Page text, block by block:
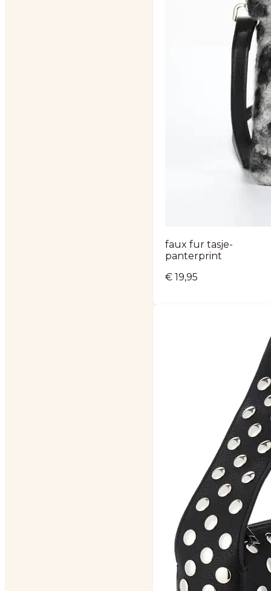
faux fur tasje-
panterprint
€ 19,95